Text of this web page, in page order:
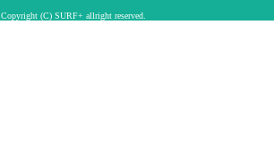
Copyright (C) SURF+ allright reserved.